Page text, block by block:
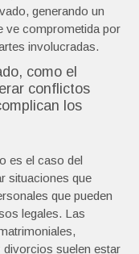
generando un
ve comprometida por
involucradas.
como el
conflictos
los
es el caso del
situaciones que
que pueden
legales. Las
divorcios suelen estar